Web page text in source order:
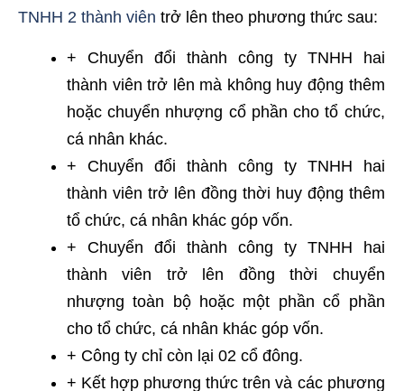
TNHH 2 thành viên trở lên theo phương thức sau:
+ Chuyển đổi thành công ty TNHH hai
thành viên trở lên mà không huy động thêm
hoặc chuyển nhượng cổ phần cho tổ chức,
cá nhân khác.
+ Chuyển đổi thành công ty TNHH hai
thành viên trở lên đồng thời huy động thêm
tổ chức, cá nhân khác góp vốn.
+ Chuyển đổi thành công ty TNHH hai
thành viên trở lên đồng thời chuyển
nhượng toàn bộ hoặc một phần cổ phần
cho tổ chức, cá nhân khác góp vốn.
+ Công ty chỉ còn lại 02 cổ đông.
+ Kết hợp phương thức trên và các phương